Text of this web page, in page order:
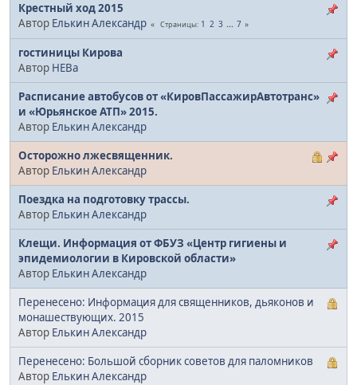
Крестный ход 2015
Автор Елькин Александр Страницы 1 2 3 ... 7
гостиницы Кирова
Автор НЕВа
Расписание автобусов от «КировПассажирАвтотранс»
и «Юрьянское АТП» 2015.
Автор Елькин Александр
Осторожно лжесвященник.
Автор Елькин Александр
Поездка на подготовку трассы.
Автор Елькин Александр
Клещи. Информация от ФБУЗ «Центр гигиены и
эпидемиологии в Кировской области»
Автор Елькин Александр
Перенесено: Информация для священников, дьяконов и
монашествующих. 2015
Автор Елькин Александр
Перенесено: Большой сборник советов для паломников
Автор Елькин Александр